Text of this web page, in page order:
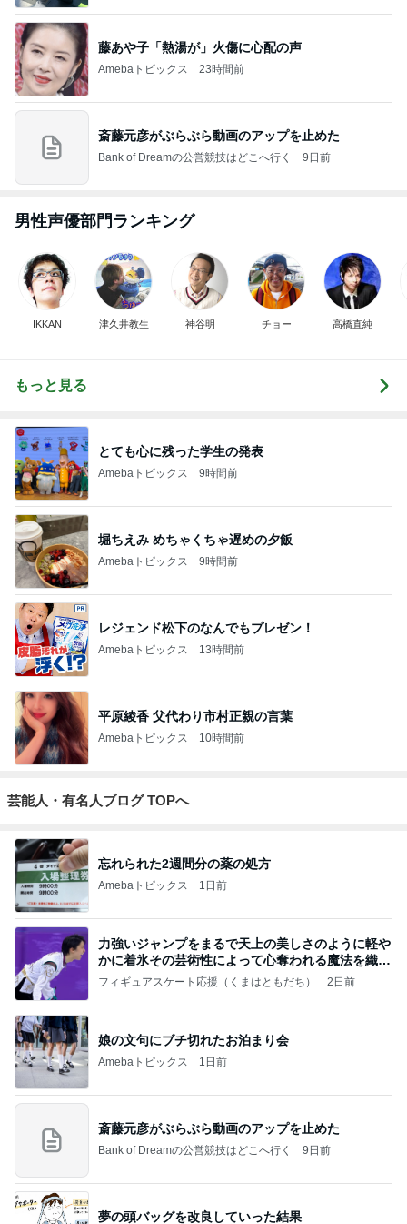
藤あや子「熱湯が」火傷に心配の声
Amebaトピックス 23時間前
斎藤元彦がぶらぶら動画のアップを止めた
Bank of Dreamの公営競技はどこへ行く 9日前
男性声優部門ランキング
IKKAN 津久井教生 神谷明 チョー 高橋直純
もっと見る
とても心に残った学生の発表
Amebaトピックス 9時間前
堀ちえみ めちゃくちゃ遅めの夕飯
Amebaトピックス 9時間前
レジェンド松下のなんでもプレゼン！
Amebaトピックス 13時間前
平原綾香 父代わり市村正親の言葉
Amebaトピックス 10時間前
芸能人・有名人ブログ TOPへ
忘れられた2週間分の薬の処方
Amebaトピックス 1日前
力強いジャンプをまるで天上の美しさのように軽や
かに着氷その芸術性によって心奪われる魔法を織り
なす
フィギュアスケート応援（くまはともだち） 2日前
娘の文句にブチ切れたお泊まり会
Amebaトピックス 1日前
斎藤元彦がぶらぶら動画のアップを止めた
Bank of Dreamの公営競技はどこへ行く 9日前
夢の頭バッグを改良していった結果